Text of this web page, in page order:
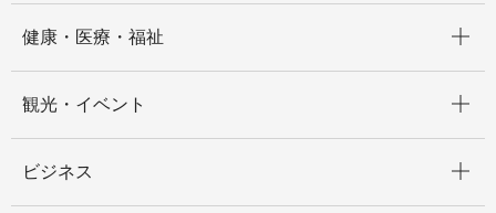
健康・医療・福祉
観光・イベント
ビジネス